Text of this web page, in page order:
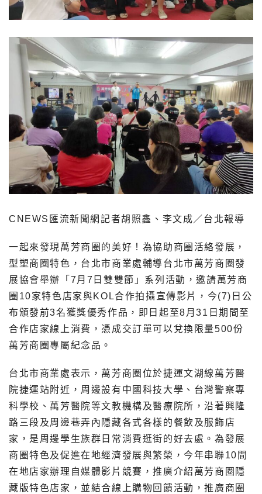
CNEWS匯流新聞網記者胡照鑫、李文成／台北報導
一起來發現萬芳商圈的美好！ 為協助商圈活絡發展，
型塑商圈特色，台北市商業處輔導台北市萬芳商圈發
展協會舉辦「7月7日雙雙節」系列活動，邀請萬芳商
圈10家特色店家與KOL合作拍攝宣傳影片，今(7)日公
布頒發前3名獲獎優秀作品，
即日起至8月31日期間至
合作店家線上消費，憑成交訂單可以兌換限量500份
萬芳商圈專屬紀念品。
台北市商業處表示，萬芳商圈位於捷運文湖線萬芳醫
院捷運站附近，周邊設有中國科技大學、台灣警察專
科學校、萬芳醫院等文教機構及醫療院所，沿著興隆
路三段及周邊巷弄內隱藏各式各樣的餐飲及服飾店
家，是周邊學生族群日常消費逛街的好去處。為發展
商圈特色及促進在地經濟發展與繁榮，今年串聯10間
在地店家辦理自媒體影片競賽，推廣介紹萬芳商圈隱
藏版特色店家，並結合線上購物回饋活動，推廣商圈